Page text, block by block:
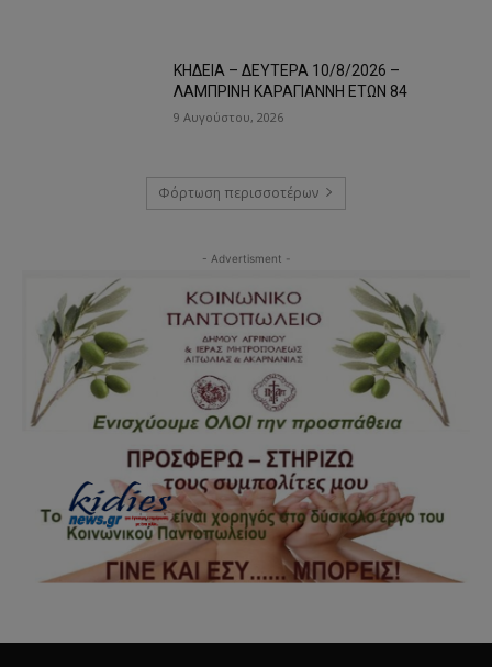
ΚΗΔΕΙΑ – ΔΕΥΤΕΡΑ 10/8/2026 –
ΛΑΜΠΡΙΝΗ ΚΑΡΑΓΙΑΝΝΗ ΕΤΩΝ 84
9 Αυγούστου, 2026
Φόρτωση περισσοτέρων
- Advertisment -